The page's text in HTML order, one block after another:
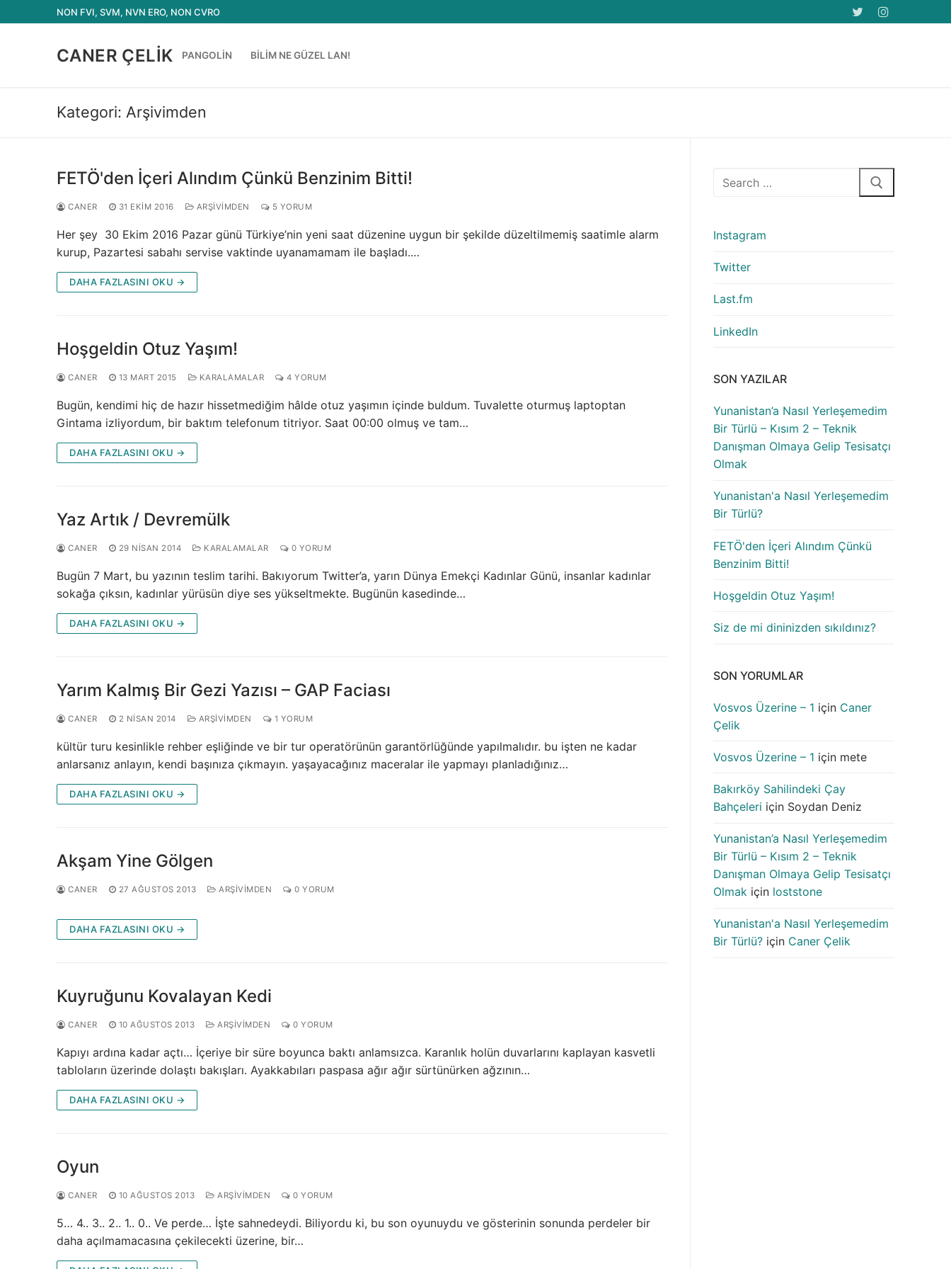
atla
NON FVI, SVM, NVN ERO, NON CVRO
CANER ÇELIK PANGOLIN BILIM NE GÜZEL LAN!
Kategori: Arşivimden
FETÖ'den İçeri Alındım Çünkü Benzinim Bitti!
CANER 31 EKIM 2016 ARŞIVIMDEN 5 YORUM
Her şey 30 Ekim 2016 Pazar günü Türkiye’nin yeni saat düzenine uygun bir şekilde düzeltilmemiş saatimle alarm
kurup, Pazartesi sabahı servise vaktinde uyanamamam ile başladı.…
DAHA FAZLASINI OKU →
Hoşgeldin Otuz Yaşım!
CANER 13 MART 2015 KARALAMALAR 4 YORUM
Bugün, kendimi hiç de hazır hissetmediğim hâlde otuz yaşımın içinde buldum. Tuvalette oturmuş laptoptan
Gintama izliyordum, bir baktım telefonum titriyor. Saat 00:00 olmuş ve tam…
DAHA FAZLASINI OKU →
Yaz Artık / Devremülk
CANER 29 NISAN 2014 KARALAMALAR 0 YORUM
Bugün 7 Mart, bu yazının teslim tarihi. Bakıyorum Twitter’a, yarın Dünya Emekçi Kadınlar Günü, insanlar kadınlar
sokağa çıksın, kadınlar yürüsün diye ses yükseltmekte. Bugünün kasedinde…
DAHA FAZLASINI OKU →
Yarım Kalmış Bir Gezi Yazısı – GAP Faciası
CANER 2 NISAN 2014 ARŞIVIMDEN 1 YORUM
kültür turu kesinlikle rehber eşliğinde ve bir tur operatörünün garantörlüğünde yapılmalıdır. bu işten ne kadar
anlarsanız anlayın, kendi başınıza çıkmayın. yaşayacağınız maceralar ile yapmayı planladığınız…
DAHA FAZLASINI OKU →
Akşam Yine Gölgen
CANER 27 AĞUSTOS 2013 ARŞIVIMDEN 0 YORUM
DAHA FAZLASINI OKU →
Kuyruğunu Kovalayan Kedi
CANER 10 AĞUSTOS 2013 ARŞIVIMDEN 0 YORUM
Kapıyı ardına kadar açtı… İçeriye bir süre boyunca baktı anlamsızca. Karanlık holün duvarlarını kaplayan kasvetli
tabloların üzerinde dolaştı bakışları. Ayakkabıları paspasa ağır ağır sürtünürken ağzının…
DAHA FAZLASINI OKU →
Oyun
CANER 10 AĞUSTOS 2013 ARŞIVIMDEN 0 YORUM
5… 4.. 3.. 2.. 1.. 0.. Ve perde… İşte sahnedeydi. Biliyordu ki, bu son oyunuydu ve gösterinin sonunda perdeler bir
daha açılmamacasına çekilecekti üzerine, bir…
Arama:
Instagram
Twitter
Last.fm
LinkedIn
SON YAZILAR
Yunanistan’a Nasıl Yerleşemedim
Bir Türlü – Kısım 2 – Teknik
Danışman Olmaya Gelip Tesisatçı
Olmak
Yunanistan'a Nasıl Yerleşemedim
Bir Türlü?
FETÖ'den İçeri Alındım Çünkü
Benzinim Bitti!
Hoşgeldin Otuz Yaşım!
Siz de mi dininizden sıkıldınız?
SON YORUMLAR
Vosvos Üzerine – 1 için Caner
Çelik
Vosvos Üzerine – 1 için mete
Bakırköy Sahilindeki Çay
Bahçeleri için Soydan Deniz
Yunanistan’a Nasıl Yerleşemedim
Bir Türlü – Kısım 2 – Teknik
Danışman Olmaya Gelip Tesisatçı
Olmak için loststone
Yunanistan'a Nasıl Yerleşemedim
Bir Türlü? için Caner Çelik